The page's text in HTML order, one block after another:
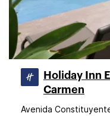
Holiday Inn
Carmen
Avenida